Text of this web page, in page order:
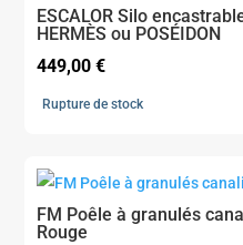
ESCALOR Silo
HERMÈS ou POSÉIDON
449,00€
Rupture de stock
FM Poêle à granulés
Rouge